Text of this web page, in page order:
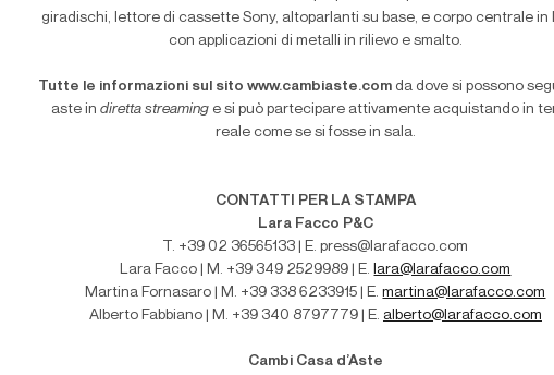
giradischi, lettore di cassette Sony, altoparlanti su base, e corpo centrale in
con applicazioni di metalli in rilievo e smalto.
Tutte le informazioni sul sito www.cambiaste.comda dove si possono
aste in diretta streaminge si può partecipare attivamente acquistando in
reale come se si fosse in sala.
CONTATTI PER LA STAMPA
Lara Facco P&C
T. +39 02 36565133 | E. press@larafacco.com
Lara Facco | M. +39 349 2529989 | E. lara@larafacco.com
Martina Fornasaro | M. +39 338 6233915 | E.martina@larafacco.com
Alberto Fabbiano | M. +39 340 8797779 | E. alberto@larafacco.com
Cambi Casa d’Aste